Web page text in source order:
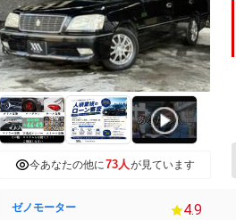
今あなたの他に73人が見ています
ゼノモーター 4.9